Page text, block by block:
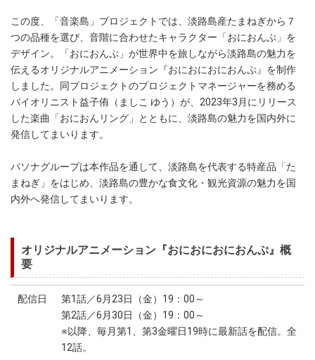
この度、「音楽島」プロジェクトでは、淡路島産たまねぎから７
つの品種を選び、音階に合わせたキャラクター「おにおんぷ」を
デザイン。「おにおんぷ」が世界中を旅しながら淡路島の魅力を
伝えるオリジナルアニメーション『おにおにおにおんぷ』を制作
しました。同プロジェクトのプロジェクトマネージャーを務める
バイオリニスト益子侑（ましこ ゆう）が、2023年3月にリリース
した楽曲「おにおんリング」とともに、淡路島の魅力を国内外に
発信してまいります。
パソナグループは本作品を通して、淡路島を代表する特産品「た
まねぎ」をはじめ、淡路島の豊かな食文化・観光資源の魅力を国
内外へ発信してまいります。
オリジナルアニメーション『おにおにおにおんぷ』概
要
配信日
第1話／6月23日（金）19：00～
第2話／6月30日（金）19：00～
※以降、毎月第1、第3金曜日19時に最新話を配信。全
12話。